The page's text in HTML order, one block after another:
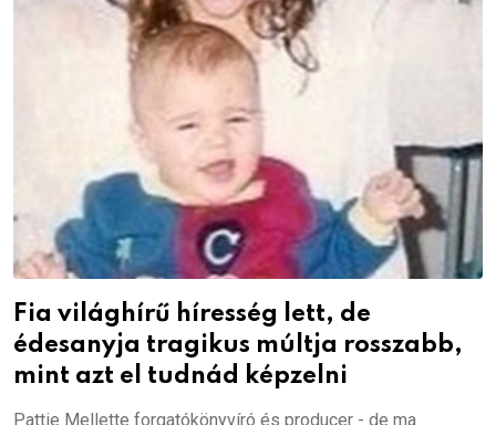
Fia világhírű híresség lett, de
édesanyja tragikus múltja rosszabb,
mint azt el tudnád képzelni
Pattie Mellette forgatókönyvíró és producer - de ma